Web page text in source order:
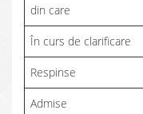
din care
În curs de clarificare
Respinse
Admise